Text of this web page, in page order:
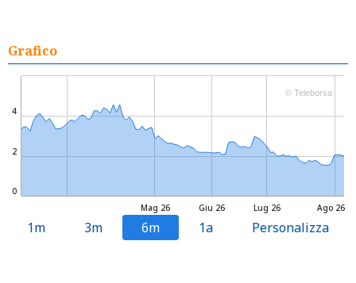
Grafico
Mag 26 Lug 26
Giu 26 Ago 26
0
2
4
© Teleborsa
1m 3m 6m 1a Personalizza